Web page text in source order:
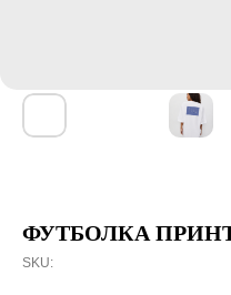
ФУТБОЛКА
SKU: